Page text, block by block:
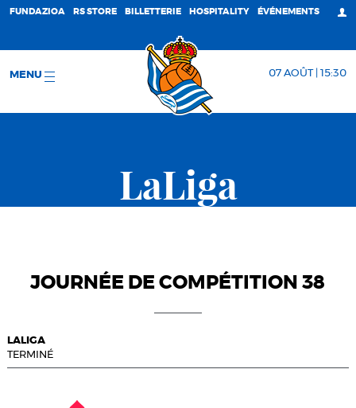
FUNDAZIOA RS STORE BILLETTERIE HOSPITALITY ÉVÉNEMENTS
MENU 07 AOÛT | 15:30
LaLiga
JOURNÉE DE COMPÉTITION 38
LALIGA
TERMINÉ